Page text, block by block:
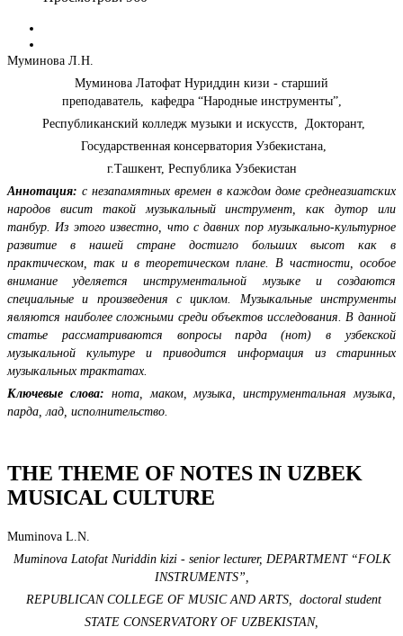
Муминова Л.Н.
Муминова Латофат Нуриддин кизи - старший
преподаватель, кафедра “Народные инструменты”,
Республиканский колледж музыки и искусств, Докторант,
Государственная консерватория Узбекистана,
г.Ташкент, Республика Узбекистан
Аннотация:с незапамятных времен в каждом доме среднеазиатских
народов висит такой музыкальный инструмент, как дутор или
танбур. Из этого известно, что с давних пор музыкально-культурное
развитие в нашей стране достигло больших высот как в
практическом, так и в теоретическом плане. В частности, особое
внимание уделяется инструментальной музыке и создаются
специальные и произведения c циклом. Музыкальные инструменты
являются наиболее сложными среди объектов исследования. В данной
статье рассматриваются вопросы парда (нот) в узбекской
музыкальной культуре и приводится информация из старинных
музыкальных трактатах.
Ключевые слова: нота, маком, музыка, инструментальная музыка,
парда, лад, исполнительство.
THE THEME OF NOTES IN UZBEK
MUSICAL CULTURE
Muminova L.N.
Muminova Latofat Nuriddin kizi - senior lecturer, DEPARTMENT “FOLK
INSTRUMENTS”,
REPUBLICAN COLLEGE OF MUSIC AND ARTS, doctoral student
STATE CONSERVATORY OF UZBEKISTAN,